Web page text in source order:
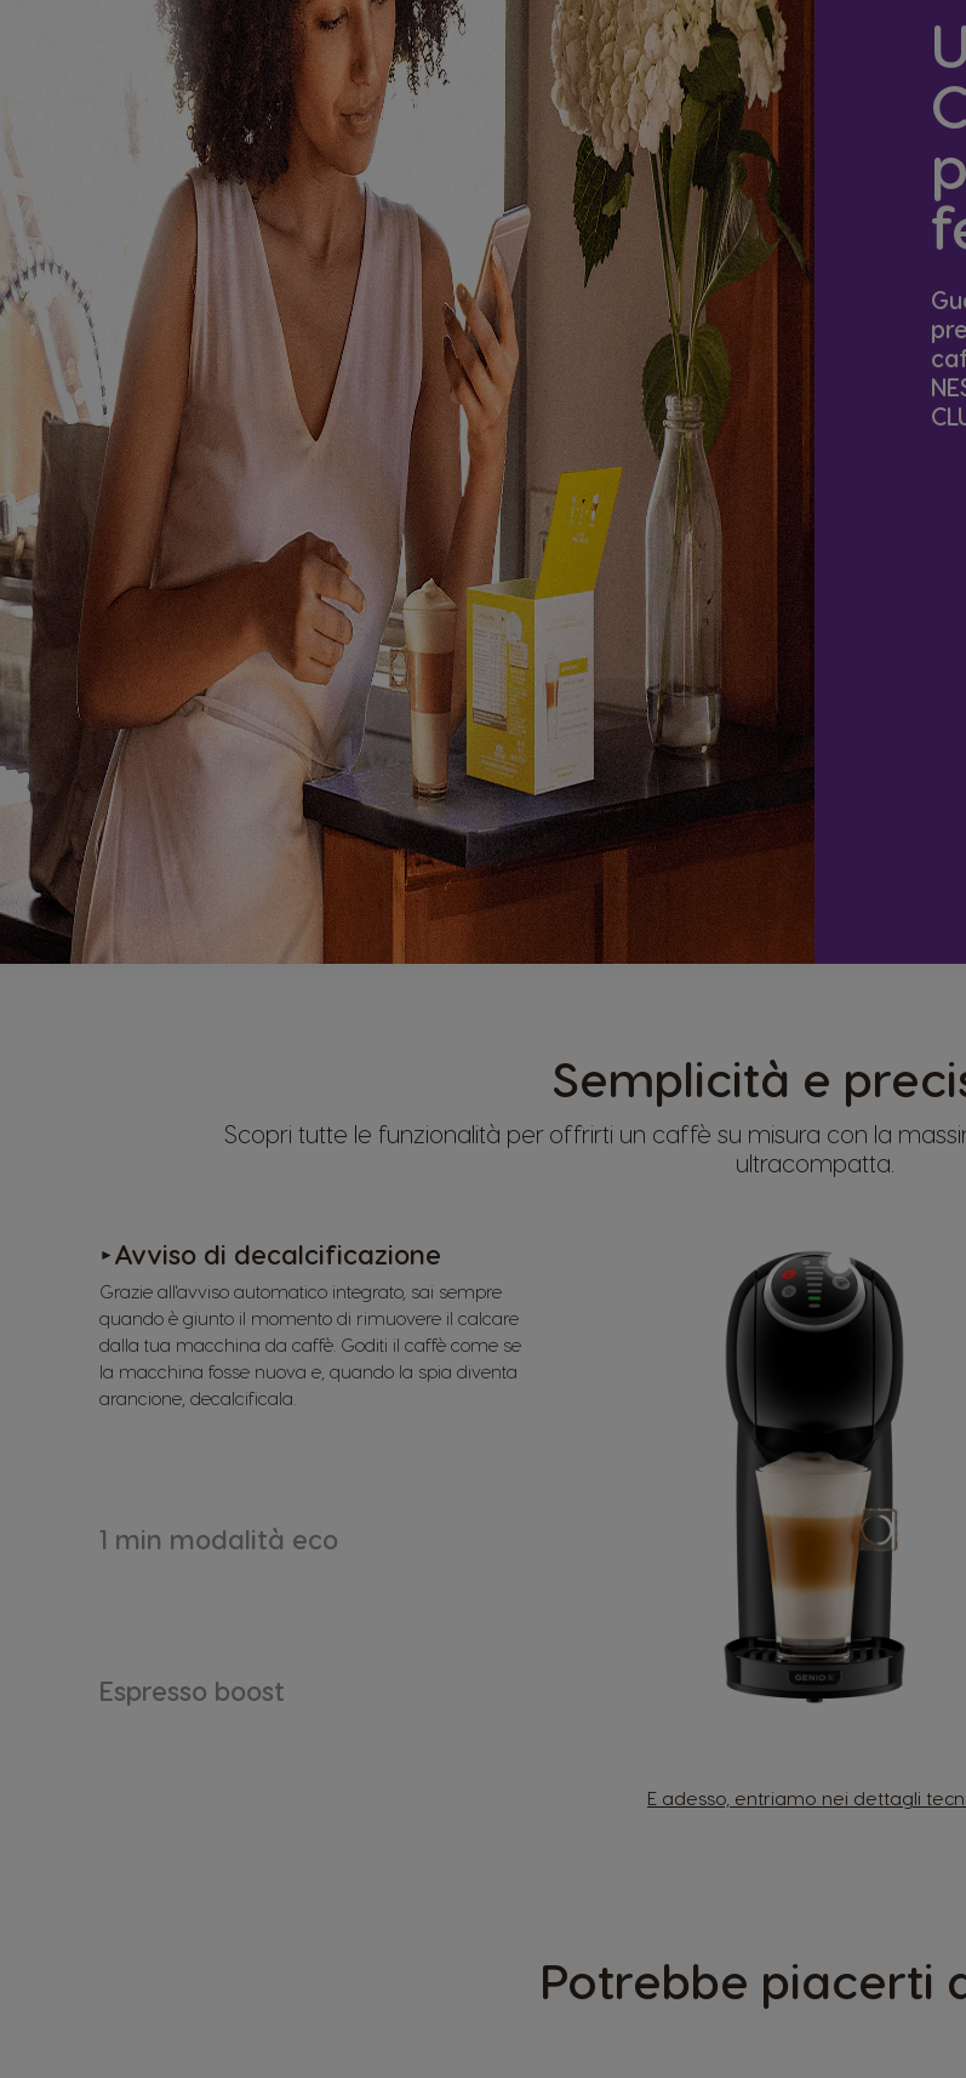
Semplicità e
Scopri tutte le funzionalità per offrirti un caffè su misura con la
ultracompatta.
► Avviso di decalcificazione
Grazie all'avviso automatico integrato, sai sempre
quando è giunto il momento di rimuovere il calcare
dalla tua macchina da caffè. Goditi il caffè come se
la macchina fosse nuova e, quando la spia diventa
arancione, decalcificala.
1 min modalità eco
Espresso boost
E adesso, entriamo nei dettagli
Potrebbe piacerti